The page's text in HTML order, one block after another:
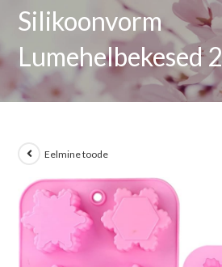
Silikoonvorm
Lumehelbekesed 2
Eelmine toode